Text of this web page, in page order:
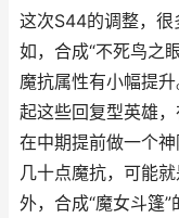
这次S44的调整，很
如，合成“不死鸟之
魔抗属性有小幅提
起这些回复型英雄
在中期提前做一个
几十点魔抗，可能
外，合成“魔女斗篷”